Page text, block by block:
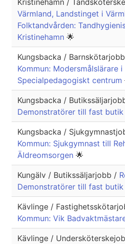
Kristinehamn /
Värmland, Landstinget i
Folktandvården:
Kristinehamn 🌟
Kungsbacka /
Kommun: Modersmålslärare
Specialpedagogiskt centrum
Kungsbacka /
Demonstratörer till fast butik
Kungsbacka /
Kommun: Sjukgymnast till
Äldreomsorgen 🌟
Kungälv / Butikssäljarjobb /
Demonstratörer till fast butik
Kävlinge /
Kommun: Vik
Kävlinge /